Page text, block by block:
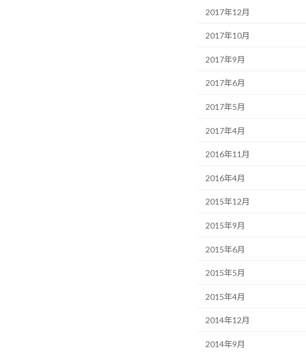
2017年12月
2017年10月
2017年9月
2017年6月
2017年5月
2017年4月
2016年11月
2016年4月
2015年12月
2015年9月
2015年6月
2015年5月
2015年4月
2014年12月
2014年9月